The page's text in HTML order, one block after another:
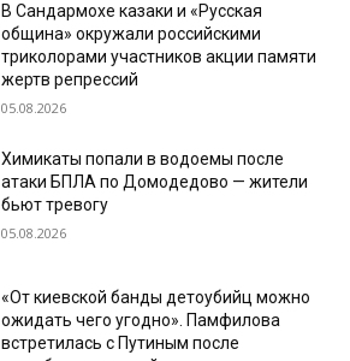
В Сандармохе казаки и «Русская
община» окружали российскими
триколорами участников акции памяти
жертв репрессий
05.08.2026
Химикаты попали в водоемы после
атаки БПЛА по Домодедово — жители
бьют тревогу
05.08.2026
«От киевской банды детоубийц можно
ожидать чего угодно». Памфилова
встретилась с Путиным после